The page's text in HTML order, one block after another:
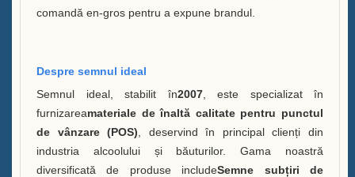
Răcitor de gheață cu rulare
Vitrină A Sticle de Băutură
Întrebări frecvente
comandă en-gros pentru a expune brandul.
Despre semnul ideal
Semnul ideal, stabilit în2007, este specializat în
furnizareamateriale de înaltă calitate pentru punctul
de vânzare (POS) , deservind în principal clienți din
industria alcoolului și băuturilor. Gama noastră
diversificată de produse includeSemne subțiri de